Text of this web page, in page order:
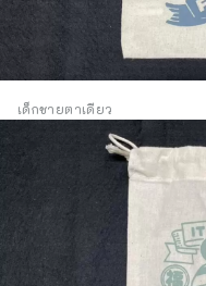
เด็กชายตาเดียว